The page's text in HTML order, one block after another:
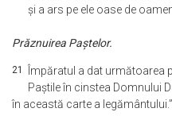
şi a ars pe ele oase de
Prăznuirea Paştelor.
21
Împăratul a dat următoarea
Paştile în cinstea Domnului
în această carte a legământului.”